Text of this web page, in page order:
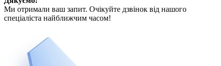
Ми отримали ваш запит. Очікуйте дзвінок від нашого
спеціаліста найближчим часом!